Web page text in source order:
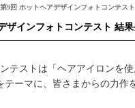
第9回 ホットヘアデザインフォトコンテス
ザインフォトコンテスト 結
テストは「ヘアアイロンを使
テーマに、皆さまからの力作